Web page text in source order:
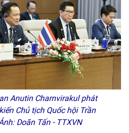
Anutin Charnvirakul phát
Chủ tịch Quốc hội Trần
Doãn Tấn - TTXVN